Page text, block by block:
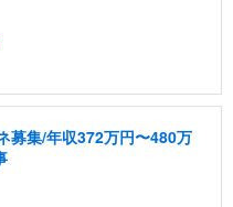
募集/年収372万円〜480万